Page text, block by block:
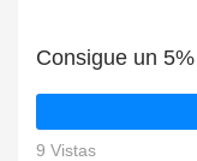
9 Vistas